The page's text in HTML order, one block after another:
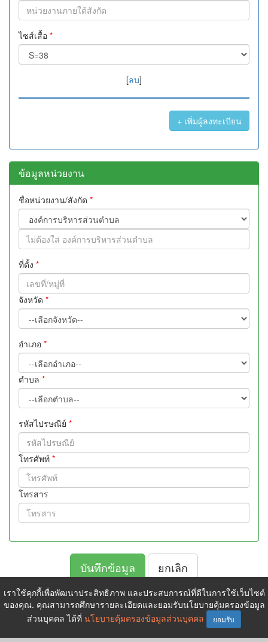
ไซส์เสื้อ *
[ลบ]
+ เพิ่มผู้ลงทะเบียน
ข้อมูลหน่วยงาน
ชื่อหน่วยงาน/สังกัด *
ที่ตั้ง *
จังหวัด *
อำเภอ *
ตำบล *
รหัสไปรษณีย์ *
โทรศัพท์ *
โทรสาร
ยกเลิก
Copyright © 2026 All Rights Reserved. •นโยบายคุ้มครองข้อมูล
เราใช้คุกกี้เพื่อพัฒนาประสิทธิภาพ และประสบการณ์ที่ดีในการใช้เว็บไซต์
ของคุณ. คุณสามารถศึกษารายละเอียดและยอมรับนโยบายคุ้มครองข้อมูล
ส่วนบุคคล ได้ที่ นโยบายคุ้มครองข้อมูลส่วนบุคคล ยอมรับ